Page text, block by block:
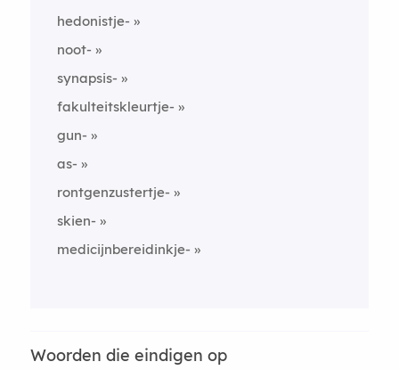
hedonistje-
noot-
synapsis-
fakulteitskleurtje-
gun-
as-
rontgenzustertje-
skien-
medicijnbereidinkje-
Woorden die eindigen op